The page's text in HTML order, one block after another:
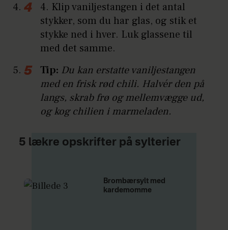
4. Klip vaniljestangen i det antal
stykker, som du har glas, og stik et
stykke ned i hver. Luk glassene til
med det samme.
Tip: Du kan erstatte vaniljestangen
med en frisk rød chili. Halvér den på
langs, skrab frø og mellemvægge ud,
og kog chilien i marmeladen.
5 lækre opskrifter på sylterier
Brombærsylt med
kardemomme